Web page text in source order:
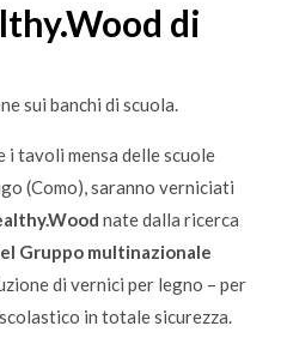
di
sui banchi di scuola.
i tavoli mensa delle scuole
(Como), saranno verniciati
nate dalla ricerca
Gruppo multinazionale
di vernici per legno – per
in totale sicurezza.